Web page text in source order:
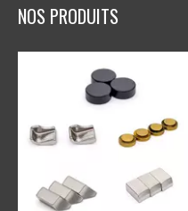
NOS PRODUITS